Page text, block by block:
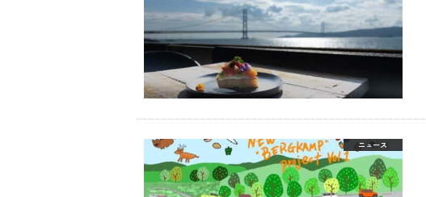
ニュース